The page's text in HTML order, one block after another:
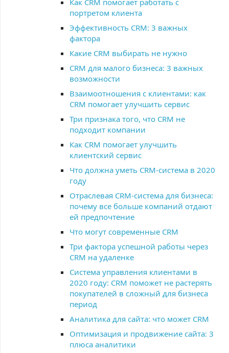
Как CRM помогает работать с
портретом клиента
Эффективность CRM: 3 важных
фактора
Какие CRM выбирать не нужно
CRM для малого бизнеса: 3 важных
возможности
Взаимоотношения с клиентами: как
CRM помогает улучшить сервис
Три признака того, что CRM не
подходит компании
Как CRM помогает улучшить
клиентский сервис
Что должна уметь CRM-система в 2020
году
Отраслевая CRM-система для бизнеса:
почему все больше компаний отдают
ей предпочтение
Что могут современные CRM
Три фактора успешной работы через
CRM на удаленке
Система управления клиентами в
2020 году: CRM поможет не растерять
покупателей в сложный для бизнеса
период
Аналитика для сайта: что может CRM
Оптимизация и продвижение сайта: 3
плюса аналитики